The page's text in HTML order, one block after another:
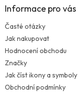
Informace pro vás
Časté otázky
Jak nakupovat
Hodnocení obchodu
Značky
Jak číst ikony a symboly
Obchodní podmínky